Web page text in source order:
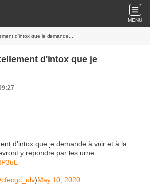
MENU
d'intox que je demande...
d'intox que je
d'intox que je demande à voir et à la
y répondre par les urne…
)May 10, 2020